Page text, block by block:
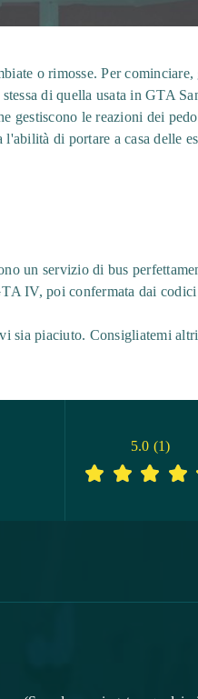
o rimosse. Per
di quella usata in GTA
gestiscono le reazioni dei
di portare a casa delle
un servizio di bus
IV, poi confermata dai
sia piaciuto. Consigliatemi
5.0 (1)